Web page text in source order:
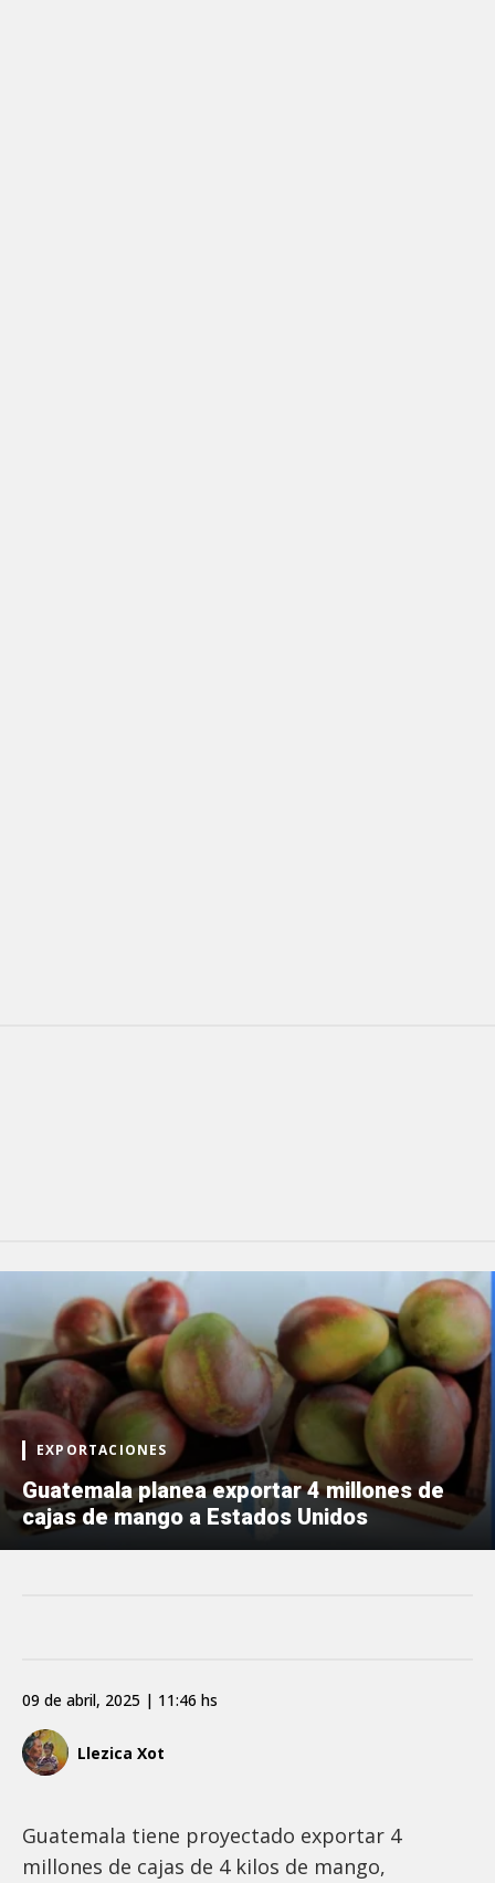
EXPORTACIONES
Guatemala planea exportar 4 millones de
cajas de mango a Estados Unidos
Llezica Xot
09 de abril, 2025 | 11:46 hs
Guatemala tiene proyectado exportar 4
millones de cajas de 4 kilos de mango,